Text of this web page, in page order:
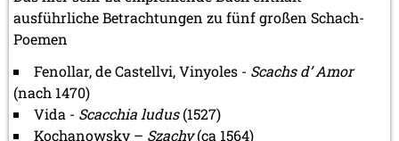
Mai 2011 (2 Einträge)
April 2011 (5 Einträge)
März 2011 (1 Eintrag)
Februar 2011 (1 Eintrag)
Januar 2011 (4 Einträge)
2010
Dezember 2010 (1 Eintrag)
ausführliche Betrachtungen zu fünf großen Schach-
Poemen
Fenollar, de Castellvi, Vinyoles - Scachs d’ Amor
(nach 1470)
Vida - Scacchia ludus(1527)
Kochanowsky – Szachy(ca 1564)